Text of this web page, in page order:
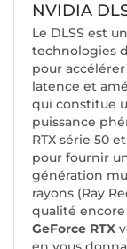
NVIDIA
Le DLSS est
technologies
pour
latence et
qui constitue
puissance
RTX série 50
pour fournir
génération
rayons (Ray
qualité encore
GeForce RTX